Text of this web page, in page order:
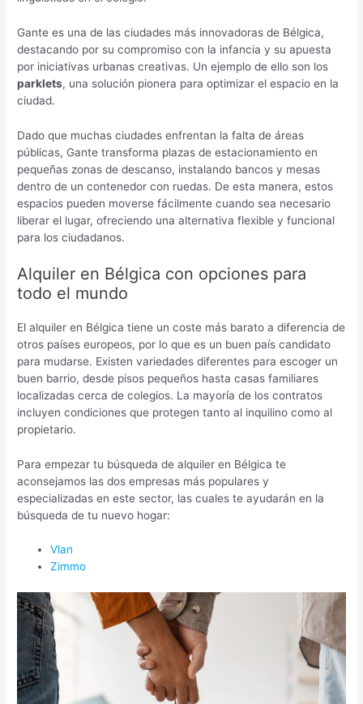
Gante es una de las ciudades más innovadoras de Bélgica,
destacando por su compromiso con la infancia y su apuesta
por iniciativas urbanas creativas. Un ejemplo de ello son los
parklets, una solución pionera para optimizar el espacio en la
ciudad.
Dado que muchas ciudades enfrentan la falta de áreas
públicas, Gante transforma plazas de estacionamiento en
pequeñas zonas de descanso, instalando bancos y mesas
dentro de un contenedor con ruedas. De esta manera, estos
espacios pueden moverse fácilmente cuando sea necesario
liberar el lugar, ofreciendo una alternativa flexible y funcional
para los ciudadanos.
Alquiler en Bélgica con opciones para
todo el mundo
El alquiler en Bélgica tiene un coste más barato a diferencia de
otros países europeos, por lo que es un buen país candidato
para mudarse. Existen variedades diferentes para escoger un
buen barrio, desde pisos pequeños hasta casas familiares
localizadas cerca de colegios. La mayoría de los contratos
incluyen condiciones que protegen tanto al inquilino como al
propietario.
Para empezar tu búsqueda de alquiler en Bélgica te
aconsejamos las dos empresas más populares y
especializadas en este sector, las cuales te ayudarán en la
búsqueda de tu nuevo hogar:
Vlan
Zimmo